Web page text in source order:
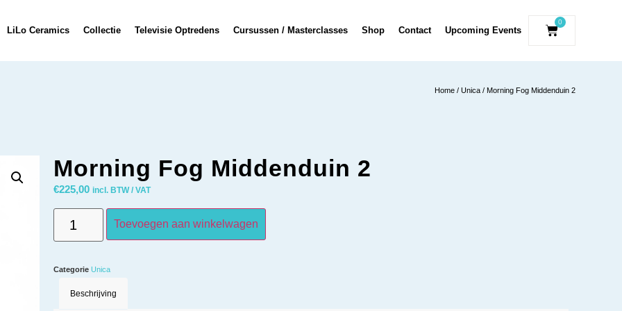
LiLo Ceramics Collectie Televisie Optredens Cursussen / Masterclasses Shop Contact Upcoming Events
0
Home / Unica / Morning Fog Middenduin 2
Morning Fog Middenduin 2
€225,00 incl. BTW / VAT
Toevoegen aan winkelwagen
Categorie Unica
Beschrijving